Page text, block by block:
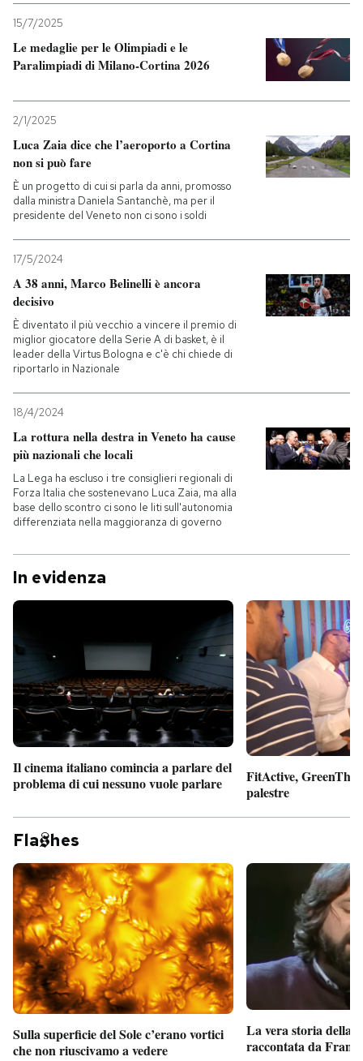
AREA PERSONALE
Entra
15/7/2025
Le medaglie per le Olimpiadi e le
Paralimpiadi di Milano-Cortina 2026
2/1/2025
Luca Zaia dice che l’aeroporto a Cortina
non si può fare
È un progetto di cui si parla da anni, promosso
dalla ministra Daniela Santanchè, ma per il
presidente del Veneto non ci sono i soldi
17/5/2024
A 38 anni, Marco Belinelli è ancora
decisivo
È diventato il più vecchio a vincere il premio di
miglior giocatore della Serie A di basket, è il
leader della Virtus Bologna e c'è chi chiede di
riportarlo in Nazionale
18/4/2024
La rottura nella destra in Veneto ha cause
più nazionali che locali
La Lega ha escluso i tre consiglieri regionali di
Forza Italia che sostenevano Luca Zaia, ma alla
base dello scontro ci sono le liti sull'autonomia
differenziata nella maggioranza di governo
In evidenza
Il cinema italiano comincia a parlare del
problema di cui nessuno vuole parlare
FitActive,
palestre
Fla hes
Sulla superficie del Sole c’erano vortici
che non riuscivamo a vedere
La vera storia della
raccontata da